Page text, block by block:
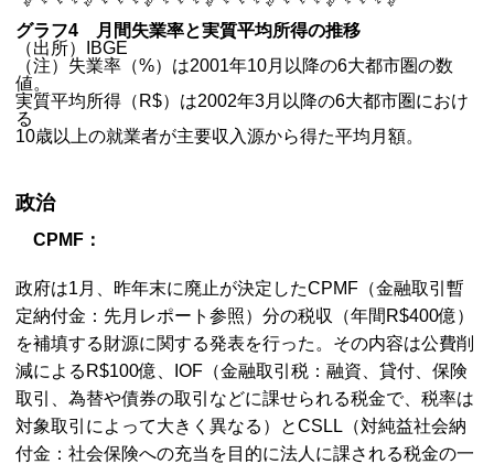
グラフ4 月間失業率と実質平均所得の推移
（出所）IBGE
（注）失業率（%）は2001年10月以降の6大都市圏の数
値。
実質平均所得（R$）は2002年3月以降の6大都市圏におけ
る
10歳以上の就業者が主要収入源から得た平均月額。
政治
CPMF：
政府は1月、昨年末に廃止が決定したCPMF（金融取引暫
定納付金：先月レポート参照）分の税収（年間R$400億）
を補填する財源に関する発表を行った。その内容は公費削
減によるR$100億、IOF（金融取引税：融資、貸付、保険
取引、為替や債券の取引などに課せられる税金で、税率は
対象取引によって大きく異なる）とCSLL（対純益社会納
付金：社会保険への充当を目的に法人に課される税金の一